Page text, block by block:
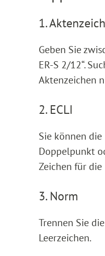
1.
Geben Sie
ER-S 2/12“.
Aktenzeichen
2. ECLI
Sie können die
Doppelpunkt
Zeichen für
3. Norm
Trennen Sie
Leerzeichen.